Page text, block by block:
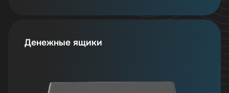
Денежные ящики